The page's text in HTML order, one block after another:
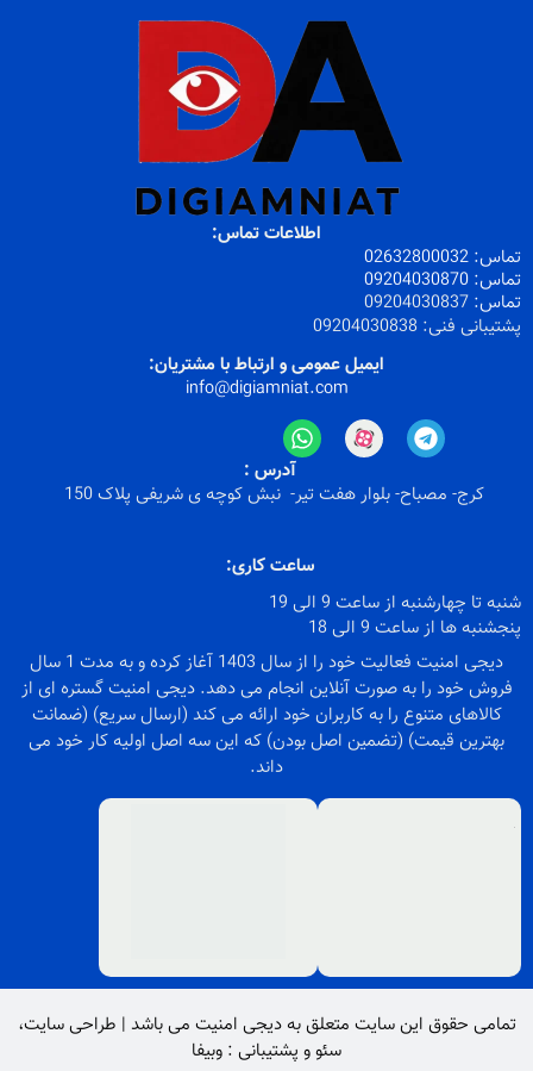
اطلاعات تماس:
تماس:
02632800032
تماس: 09204030870
تماس: 09204030837
پشتیبانی فنی: 09204030838
ایمیل عمومی و ارتباط با مشتریان:
info@digiamniat.com
آدرس :
کرج- مصباح- بلوار هفت تیر- نبش کوچه ی شریفی پلاک 150
ساعت کاری:
شنبه تا چهارشنبه از ساعت 9 الی 19
پنجشنبه ها از ساعت 9 الی 18
دیجی امنیت فعالیت خود را از سال 1403 آغاز کرده و به مدت 1 سال
فروش خود را به صورت آنلاین انجام می دهد. دیجی امنیت گستره ای از
کالاهای متنوع را به کاربران خود ارائه می کند (ارسال سریع) (ضمانت
بهترین قیمت) (تضمین اصل بودن) که این سه اصل اولیه کار خود می
داند.
تمامی حقوق این سایت متعلق بهدیجی امنیت می باشد | طراحی سایت،
سئوو پشتیبانی : وبیفا